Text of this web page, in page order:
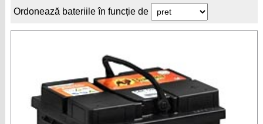
Ordonează bateriile în funcție de